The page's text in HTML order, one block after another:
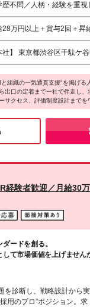
不問／人柄・経験を重視した
（いずれか1つ） ・人材業
・CA・RPOなど） ・法人
ちしています ・今の環境
てきた方 ・頑張っても年
」へ専門性を広げたい方
自分から動ける方 ・チー
のメンバーの前職例 ・営業職 ・
ます。
28万円以上＋賞与2回＋昇
期間：3カ月（条件・待
・スキルなどに基づき給与
への貢献が、 そのまま収
→正社員
目で事業統括責任者 【
いるのに、評価に反映され
テーブルに限界を感じる
す。
社】 東京都渋谷区千駄ケ
「南新宿駅」より徒歩7分
9分 ※転勤はありません ◆ オフィス環境
リードリンク完備 ・服装
・スマートフォン貸与 新宿・代々木エリアの
で、 どの沿線からもアク
組織の一気通貫支援"を掲げる
出口の定着まで一社で伴走し
サクセス、評価制度設計まで
れて終わり"ではなく"活躍し
。クライアントの事業成長に
ピート率に表れている。
経験者歓迎／月給30
ードを創る。
て市場価値を上げません
を診断し、戦略設計から実
用のプロ”ポジション。求